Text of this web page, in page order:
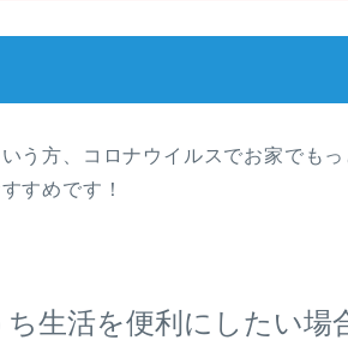
う方、コロナウイルスでお家でも
すめです！
生活を便利にしたい場